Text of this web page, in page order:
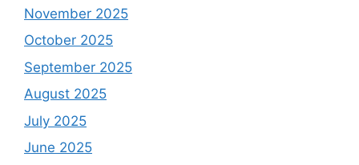
November 2025
October 2025
September 2025
August 2025
July 2025
June 2025